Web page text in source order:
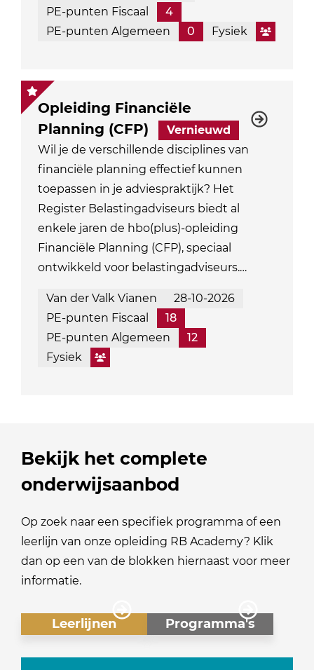
PE-punten Fiscaal
4
PE-punten Algemeen
0 Fysiek
Opleiding Financiële
Planning (CFP)
Vernieuwd
Wil je de verschillende disciplines van
financiële planning effectief kunnen
toepassen in je adviespraktijk? Het
Register Belastingadviseurs biedt al
enkele jaren de hbo(plus)-opleiding
Financiële Planning (CFP), speciaal
ontwikkeld voor belastingadviseurs.…
Van der Valk Vianen
28-10-2026
PE-punten Fiscaal
18
PE-punten Algemeen
12
Fysiek
Bekijk het complete
onderwijsaanbod
Op zoek naar een specifiek programma of een
leerlijn van onze opleiding RB Academy? Klik
dan op een van de blokken hiernaast voor meer
informatie.
Leerlijnen Programma's